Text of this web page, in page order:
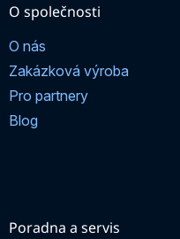
O společnosti
O nás
Zakázková výroba
Pro partnery
Blog
Poradna a servis